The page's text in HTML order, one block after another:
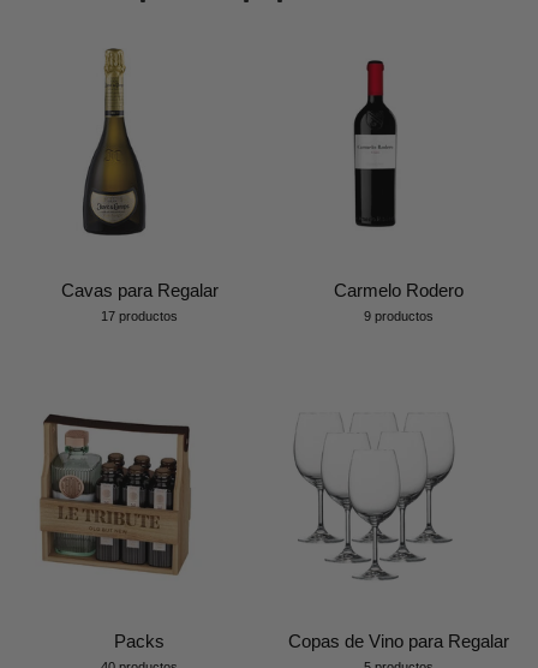
Cavas para Regalar
17 productos
Carmelo Rodero
9 productos
Packs Copas de Vino para Regalar